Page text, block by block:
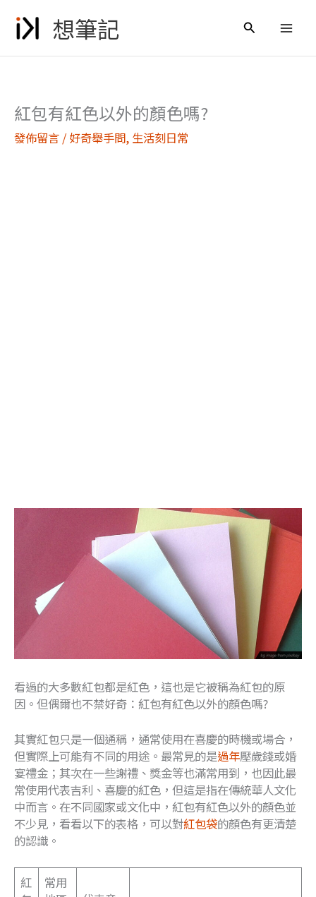
要
想筆記
搜
紅包有紅色以外的顏色嗎?
發佈留言 / 好奇舉手問, 生活刻日常
看過的大多數紅包都是紅色，這也是它被稱為紅包的原
因。但偶爾也不禁好奇：紅包有紅色以外的顏色嗎?
其實紅包只是一個通稱，通常使用在喜慶的時機或場合，
但實際上可能有不同的用途。最常見的是過年壓歲錢或婚
宴禮金；其次在一些謝禮、獎金等也滿常用到，也因此最
常使用代表吉利、喜慶的紅色，但這是指在傳統華人文化
中而言。在不同國家或文化中，紅包有紅色以外的顏色並
不少見，看看以下的表格，可以對紅包袋的顏色有更清楚
的認識。
紅
常用